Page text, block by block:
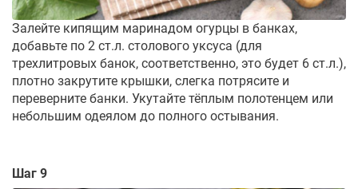
Залейте кипящим маринадом огурцы в банках,
добавьте по 2 ст.л. столового уксуса (для
трехлитровых банок, соответственно, это будет 6 ст.л.),
плотно закрутите крышки, слегка потрясите и
переверните банки. Укутайте тёплым полотенцем или
небольшим одеялом до полного остывания.
Шаг 9